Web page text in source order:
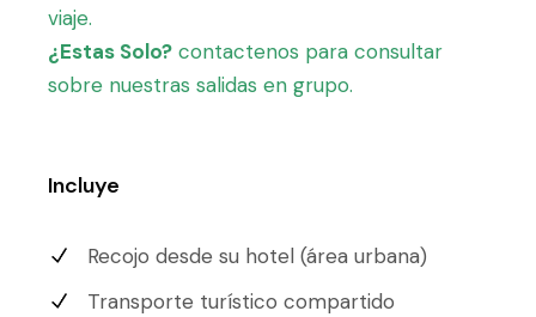
viaje.
¿Estas Solo? contactenos para consultar
sobre nuestras salidas en grupo.
Incluye
Recojo desde su hotel (área urbana)
Transporte turístico compartido